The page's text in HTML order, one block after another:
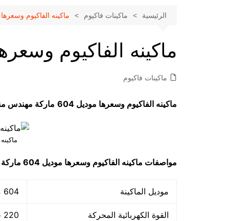
الرئيسية ماكينات فاكيوم ماكينه الفاكيوم وسعرها
ماكينه الفاكيوم
ماكينات فاكيوم
ماكينه الفاكيوم وسعرها موديل 604 ماركة مهندس
مواصفات ماكينه الفاكيوم وسعرها موديل 604
موديل الماكينة 604 ماركة مهندس منسي
القوة الكهربائية المحركة 220 فولت – 50هرتز